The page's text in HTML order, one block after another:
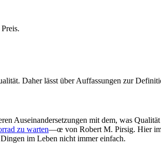
Daher lässt über Auffassungen zur
mit dem, was
zu warten—œ von Robert M. Pirsig. Hier im
im Leben nicht immer einfach.